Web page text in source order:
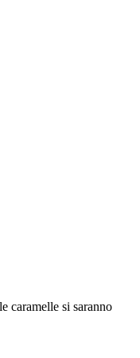
caramelle si saranno